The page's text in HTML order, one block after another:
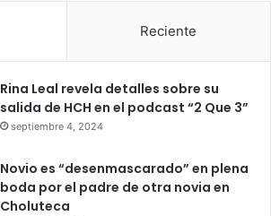
Reciente
Rina Leal revela detalles sobre su
salida de HCH en el podcast “2 Que 3”
septiembre 4, 2024
Novio es “desenmascarado” en plena
boda por el padre de otra novia en
Choluteca